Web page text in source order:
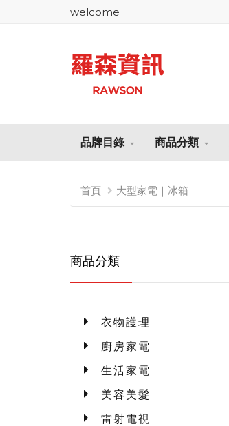
welcome
品牌目錄 商品分類
首頁 大型家電｜冰箱
商品分類
衣物護理
廚房家電
生活家電
美容美髮
雷射電視